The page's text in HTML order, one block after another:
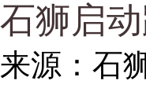
石狮启
来源： 石